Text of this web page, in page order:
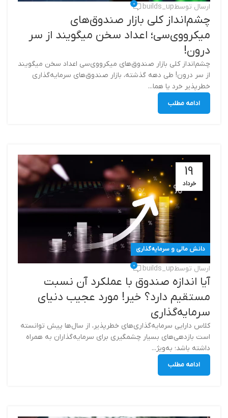
ارسال توسطbuilds_up
0
چشم‌انداز کلی بازار صندوق‌های
میکرو‌وی‌سی؛ اعداد سخن میگویند از سر
درون!
چشم‌انداز کلی بازار صندوق‌های میکرو‌وی‌سی اعداد سخن میگویند
از سر درون! طی دهه گذشته، بازار صندوق‌های سرمایه‌گذاری
خطرپذیر خرد یا هما...
ادامه مطلب
19
خرداد
دانش مالی و سرمایه‌گذاری
ارسال توسطbuilds_up
0
آیا اندازه صندوق با عملکرد آن نسبت
مستقیم دارد؟ خیر! مورد عجیب دنیای
سرمایه‌گذاری
کلاس دارایی سرمایه‌گذاری‌های خطرپذیر، از سال‌ها پیش توانسته
است بازدهی‌های بسیار چشمگیری برای سرمایه‌گذاران به همراه
داشته باشد؛ به‌ویژ...
ادامه مطلب